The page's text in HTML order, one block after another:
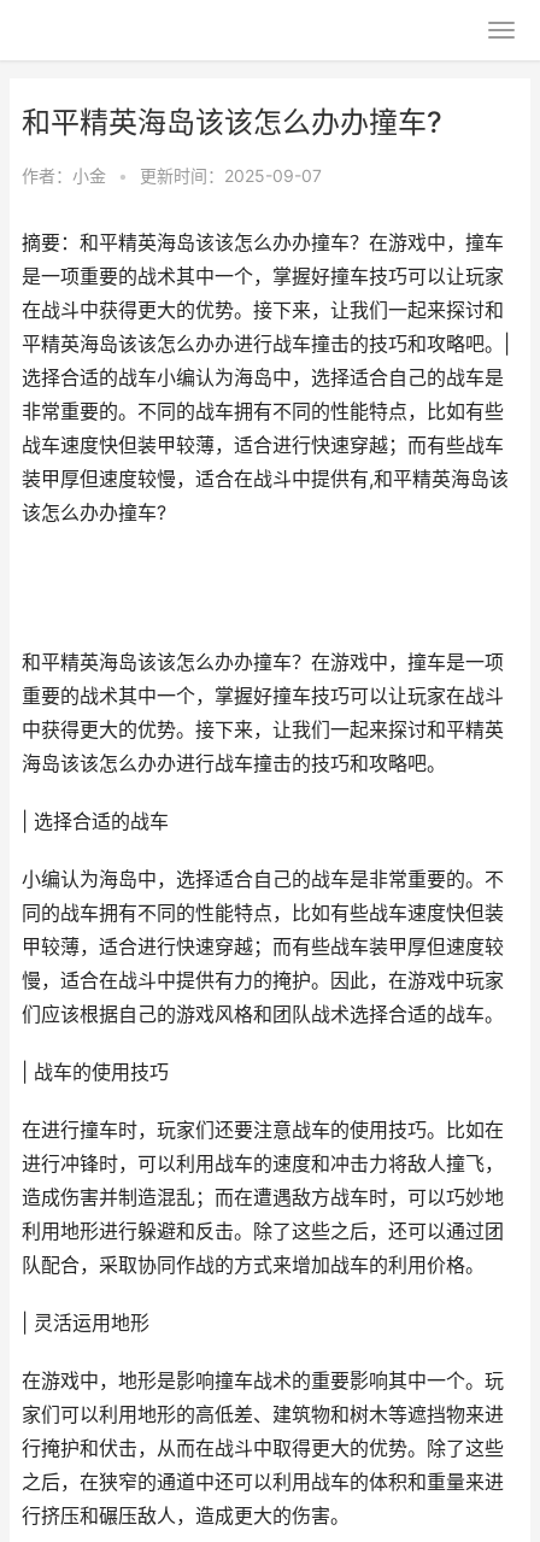
和平精英海岛该该怎么办办撞车?
作者： 小金 • 更新时间：2025-09-07
摘要：和平精英海岛该该怎么办办撞车？在游戏中，撞车
是一项重要的战术其中一个，掌握好撞车技巧可以让玩家
在战斗中获得更大的优势。接下来，让我们一起来探讨和
平精英海岛该该怎么办办进行战车撞击的技巧和攻略吧。|
选择合适的战车小编认为海岛中，选择适合自己的战车是
非常重要的。不同的战车拥有不同的性能特点，比如有些
战车速度快但装甲较薄，适合进行快速穿越；而有些战车
装甲厚但速度较慢，适合在战斗中提供有,和平精英海岛该
该怎么办办撞车?
和平精英海岛该该怎么办办撞车？在游戏中，撞车是一项
重要的战术其中一个，掌握好撞车技巧可以让玩家在战斗
中获得更大的优势。接下来，让我们一起来探讨和平精英
海岛该该怎么办办进行战车撞击的技巧和攻略吧。
| 选择合适的战车
小编认为海岛中，选择适合自己的战车是非常重要的。不
同的战车拥有不同的性能特点，比如有些战车速度快但装
甲较薄，适合进行快速穿越；而有些战车装甲厚但速度较
慢，适合在战斗中提供有力的掩护。因此，在游戏中玩家
们应该根据自己的游戏风格和团队战术选择合适的战车。
| 战车的使用技巧
在进行撞车时，玩家们还要注意战车的使用技巧。比如在
进行冲锋时，可以利用战车的速度和冲击力将敌人撞飞，
造成伤害并制造混乱；而在遭遇敌方战车时，可以巧妙地
利用地形进行躲避和反击。除了这些之后，还可以通过团
队配合，采取协同作战的方式来增加战车的利用价格。
| 灵活运用地形
在游戏中，地形是影响撞车战术的重要影响其中一个。玩
家们可以利用地形的高低差、建筑物和树木等遮挡物来进
行掩护和伏击，从而在战斗中取得更大的优势。除了这些
之后，在狭窄的通道中还可以利用战车的体积和重量来进
行挤压和碾压敌人，造成更大的伤害。